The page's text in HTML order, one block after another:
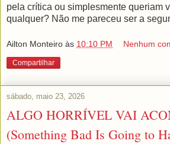
pela crítica ou simplesmente queriam
qualquer? Não me pareceu ser a
Ailton Monteiro às 10:10 PM Nenhum
Compartilhar
sábado, maio 23, 2026
ALGO HORRÍVEL VAI
(Something Bad Is Going to